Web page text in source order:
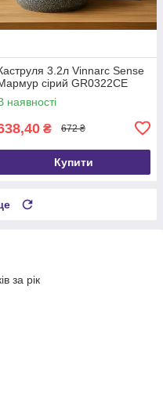
3.2л Vinnarc Sense
сірий GR0322CE
наявності
₴ 672 ₴
Купити
за рік